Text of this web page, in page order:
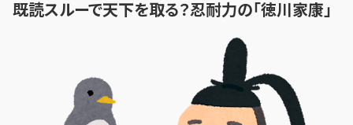
既読スルーで天下を取る？忍耐力の「徳川家康」